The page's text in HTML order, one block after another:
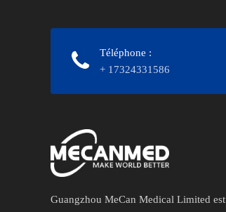
Téléphone :
+ 17324331586
Guangzhou MeCan Medical Limited est